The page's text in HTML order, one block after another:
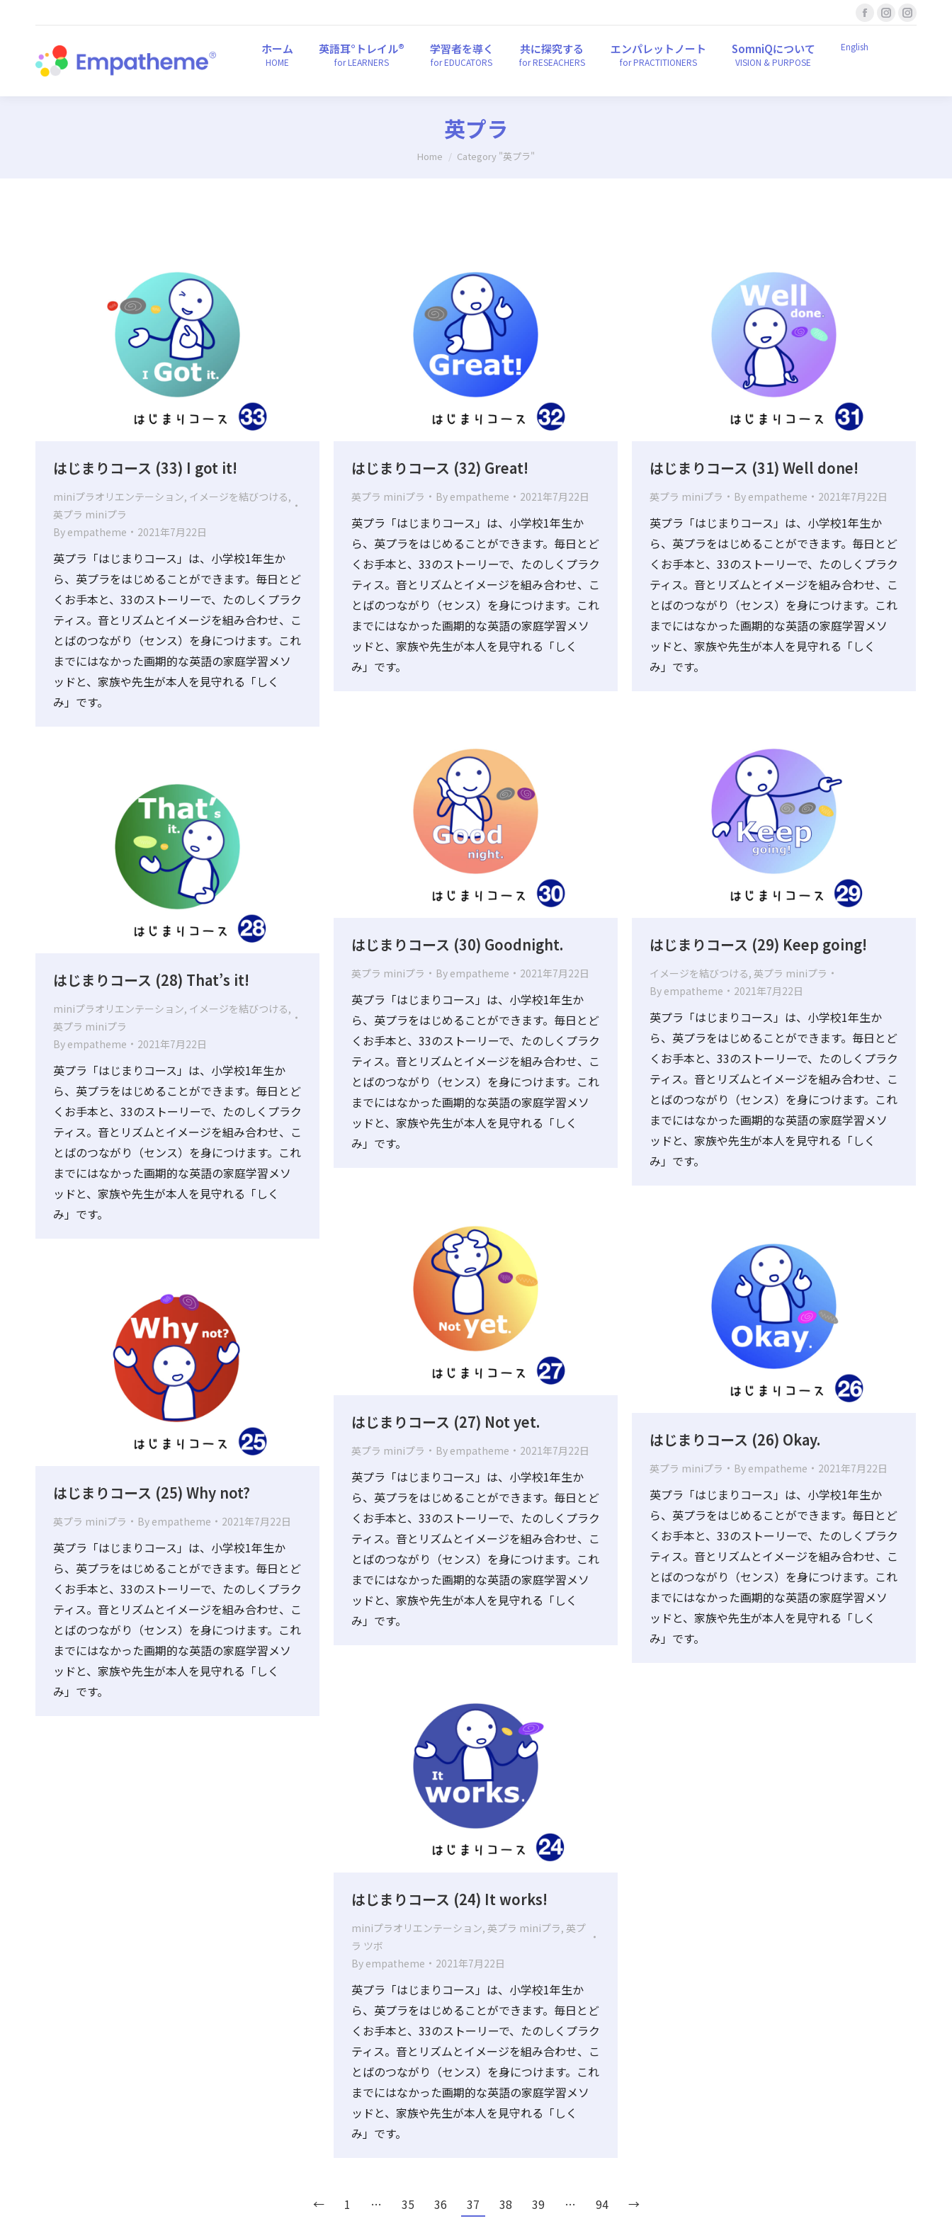
Facebook
page
new
Instagram
newnew
ホーム
HOME
英語耳°トレイル®
for LEARNERS
学習者を導く
for EDUCATORS
共に探究する
for RESEACHERS
エンパレットノート
for PRACTITIONERS
SomniQについて
VISION & PURPOSE
English
英プラ
You are here:
Home Category "英プラ"
はじまりコース (33) I got it!
miniプラオリエンテーション, イメージを結びつける,
英プラ miniプラ
By empatheme 2021年7月22日
英プラ「はじまりコース」は、小学校1年生か
ら、英プラをはじめることができます。毎日とど
くお手本と、33のストーリーで、たのしくプラク
ティス。音とリズムとイメージを組み合わせ、こ
とばのつながり（センス）を身につけます。これ
までにはなかった画期的な英語の家庭学習メソ
ッドと、家族や先生が本人を見守れる「しく
み」です。
はじまりコース (32) Great!
英プラ miniプラ By empatheme 2021年7月22日
英プラ「はじまりコース」は、小学校1年生か
ら、英プラをはじめることができます。毎日とど
くお手本と、33のストーリーで、たのしくプラク
ティス。音とリズムとイメージを組み合わせ、こ
とばのつながり（センス）を身につけます。これ
までにはなかった画期的な英語の家庭学習メソ
ッドと、家族や先生が本人を見守れる「しく
み」です。
はじまりコース (31) Well done!
英プラ miniプラ By empatheme 2021年7月22日
英プラ「はじまりコース」は、小学校1年生か
ら、英プラをはじめることができます。毎日とど
くお手本と、33のストーリーで、たのしくプラク
ティス。音とリズムとイメージを組み合わせ、こ
とばのつながり（センス）を身につけます。これ
までにはなかった画期的な英語の家庭学習メソ
ッドと、家族や先生が本人を見守れる「しく
み」です。
はじまりコース (30) Goodnight.
英プラ miniプラ By empatheme 2021年7月22日
英プラ「はじまりコース」は、小学校1年生か
ら、英プラをはじめることができます。毎日とど
くお手本と、33のストーリーで、たのしくプラク
ティス。音とリズムとイメージを組み合わせ、こ
とばのつながり（センス）を身につけます。これ
までにはなかった画期的な英語の家庭学習メソ
ッドと、家族や先生が本人を見守れる「しく
み」です。
はじまりコース (29) Keep going!
イメージを結びつける, 英プラ miniプラ
By empatheme 2021年7月22日
英プラ「はじまりコース」は、小学校1年生か
ら、英プラをはじめることができます。毎日とど
くお手本と、33のストーリーで、たのしくプラク
ティス。音とリズムとイメージを組み合わせ、こ
とばのつながり（センス）を身につけます。これ
までにはなかった画期的な英語の家庭学習メソ
ッドと、家族や先生が本人を見守れる「しく
み」です。
はじまりコース (28) That’s it!
miniプラオリエンテーション, イメージを結びつける,
英プラ miniプラ
By empatheme 2021年7月22日
英プラ「はじまりコース」は、小学校1年生か
ら、英プラをはじめることができます。毎日とど
くお手本と、33のストーリーで、たのしくプラク
ティス。音とリズムとイメージを組み合わせ、こ
とばのつながり（センス）を身につけます。これ
までにはなかった画期的な英語の家庭学習メソ
ッドと、家族や先生が本人を見守れる「しく
み」です。
はじまりコース (27) Not yet.
英プラ miniプラ By empatheme 2021年7月22日
英プラ「はじまりコース」は、小学校1年生か
ら、英プラをはじめることができます。毎日とど
くお手本と、33のストーリーで、たのしくプラク
ティス。音とリズムとイメージを組み合わせ、こ
とばのつながり（センス）を身につけます。これ
までにはなかった画期的な英語の家庭学習メソ
ッドと、家族や先生が本人を見守れる「しく
み」です。
はじまりコース (26) Okay.
英プラ miniプラ By empatheme 2021年7月22日
英プラ「はじまりコース」は、小学校1年生か
ら、英プラをはじめることができます。毎日とど
くお手本と、33のストーリーで、たのしくプラク
ティス。音とリズムとイメージを組み合わせ、こ
とばのつながり（センス）を身につけます。これ
までにはなかった画期的な英語の家庭学習メソ
ッドと、家族や先生が本人を見守れる「しく
み」です。
はじまりコース (25) Why not?
英プラ miniプラ By empatheme 2021年7月22日
英プラ「はじまりコース」は、小学校1年生か
ら、英プラをはじめることができます。毎日とど
くお手本と、33のストーリーで、たのしくプラク
ティス。音とリズムとイメージを組み合わせ、こ
とばのつながり（センス）を身につけます。これ
までにはなかった画期的な英語の家庭学習メソ
ッドと、家族や先生が本人を見守れる「しく
み」です。
はじまりコース (24) It works!
miniプラオリエンテーション, 英プラ miniプラ, 英プ
ラ ツボ
By empatheme 2021年7月22日
英プラ「はじまりコース」は、小学校1年生か
ら、英プラをはじめることができます。毎日とど
くお手本と、33のストーリーで、たのしくプラク
ティス。音とリズムとイメージを組み合わせ、こ
とばのつながり（センス）を身につけます。これ
までにはなかった画期的な英語の家庭学習メソ
ッドと、家族や先生が本人を見守れる「しく
み」です。
← 1 … 35 36 37 38 39 … 94 →
ホーム 英語耳°トレイル® 学習者を導く 共に探究する エンパレットノート SomniQについて English